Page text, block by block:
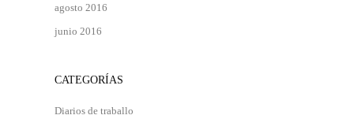
agosto 2016
junio 2016
CATEGORÍAS
Diarios de traballo